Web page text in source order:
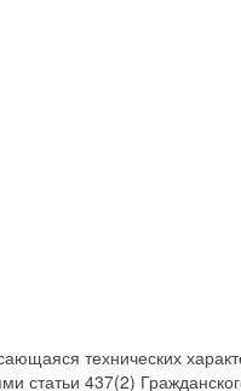
технических
статьи 437(2)